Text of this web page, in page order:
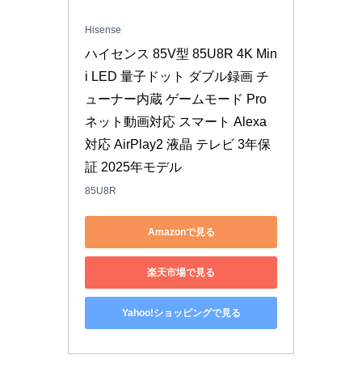
Hisense
ハイセンス 85V型 85U8R 4K Min
i LED 量子ドット ダブル録画 チ
ューナー内蔵 ゲームモード Pro
ネット動画対応 スマート Alexa
対応 AirPlay2 液晶 テレビ 3年保
証 2025年モデル
85U8R
Amazonで見る
楽天市場で見る
Yahoo!ショッピングで見る